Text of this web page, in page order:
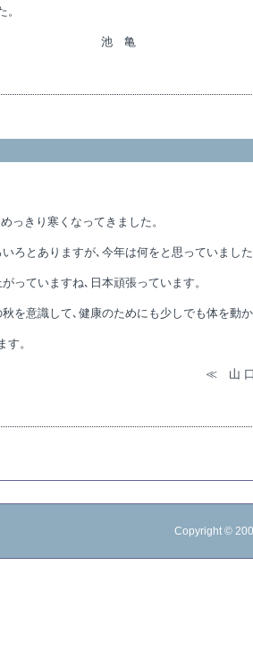
亀
っきり寒くなってきました。
ろとありますが､今年は何をと思っていまし
っていますね､日本頑張っています。
を意識して､健康のためにも少しでも体を動
。
口
Copyright ©